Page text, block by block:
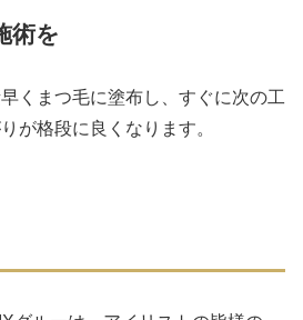
術を
くまつ毛に塗布し、すぐに次の工
が格段に良くなります。